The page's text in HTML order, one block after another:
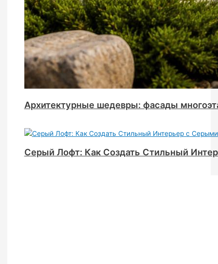
Архитектурные шедевры: фасады
Серый Лофт: Как Создать Стильный